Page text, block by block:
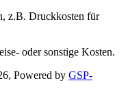
z.B. Druckkosten für
oder sonstige Kosten.
Powered by GSP-